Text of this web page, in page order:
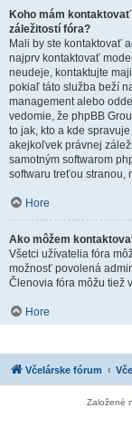
Koho mám
záležitostí fóra?
Mali by ste kontaktovať
najprv kontaktovať
neudeje, kontaktujte
pokiaľ táto služba beží
management alebo
vedomie, že phpBB
to jak, kto a kde
akejkoľvek právnej
samotným softwarom
softwaru treťou stranou,
Hore
Ako môžem
Všetci užívatelia fóra
možnosť povolená
Členovia fóra môžu tiež
Hore
Včelárske fórum
Založené